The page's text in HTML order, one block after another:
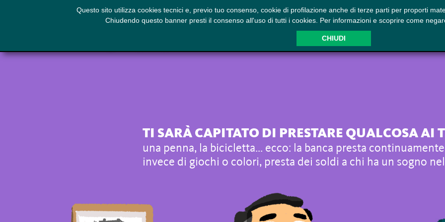
PIZZERIA SCUOLA BANCA MERCATO LUNA
TI SARÀ CAPITATO DI PRESTARE QUALCOSA AI
una penna, la bicicletta... ecco: la banca presta
invece di giochi o colori, presta dei soldi a chi ha un sogno
Questo sito utilizza cookies tecnici e, previo tuo consenso, cookie di profilazione anche di terze parti per proporti
Chiudendo questo banner presti il consenso all'uso di tutti i cookies. Per informazioni e scoprire come
CHIUDI